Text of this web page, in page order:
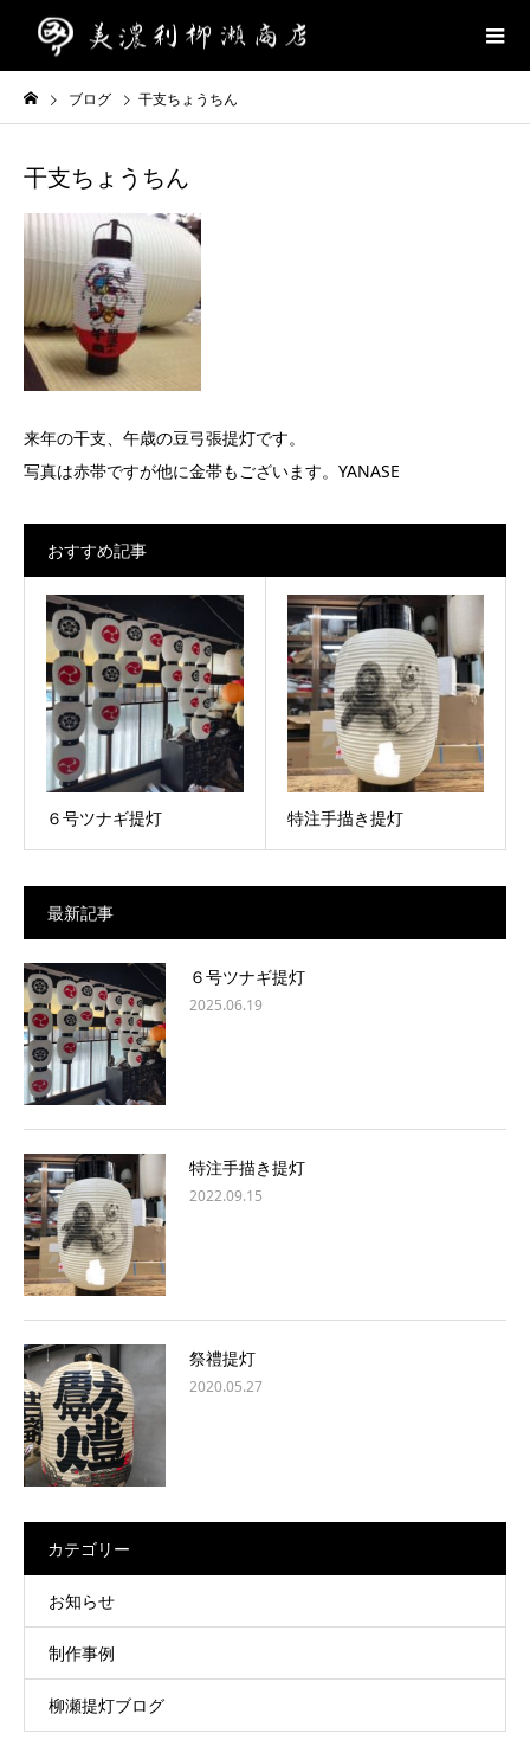
ブログ 干支ちょうちん
干支ちょうちん
来年の干支、午歳の豆弓張提灯です。
写真は赤帯ですが他に金帯もございます。YANASE
おすすめ記事
６号ツナギ提灯 特注手描き提灯
最新記事
６号ツナギ提灯
2025.06.19
特注手描き提灯
2022.09.15
祭禮提灯
2020.05.27
カテゴリー
お知らせ
制作事例
柳瀬提灯ブログ